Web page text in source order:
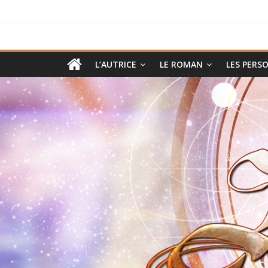
Héritages,
roman
pulp
et
fantastique
moderne
dans
L’AUTRICE LE ROMAN LES